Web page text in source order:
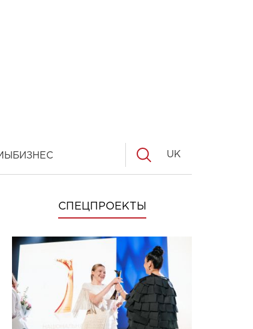
БИЗНЕС UK
СПЕЦПРОЕКТЫ